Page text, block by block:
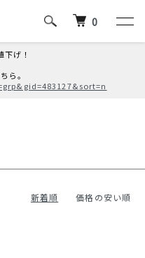
下げ！
ら。
0
新着順 価格の安い順